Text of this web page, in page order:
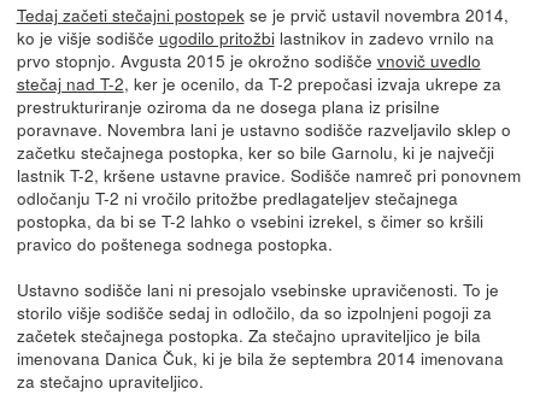
Tedaj začeti stečajni postopek se je prvič ustavil novembra 2014,
ko je višje sodišče ugodilo pritožbilastnikov in zadevo vrnilo na
prvo stopnjo. Avgusta 2015 je okrožno sodišče vnovič uvedlo
stečaj nad T-2, ker je ocenilo, da T-2 prepočasi izvaja ukrepe za
prestrukturiranje oziroma da ne dosega plana iz prisilne
poravnave. Novembra lani je ustavno sodišče razveljavilo sklep o
začetku stečajnega postopka, ker so bile Garnolu, ki je največji
lastnik T-2, kršene ustavne pravice. Sodišče namreč pri ponovnem
odločanju T-2 ni vročilo pritožbe predlagateljev stečajnega
postopka, da bi se T-2 lahko o vsebini izrekel, s čimer so kršili
pravico do poštenega sodnega postopka.
Ustavno sodišče lani ni presojalo vsebinske upravičenosti. To je
storilo višje sodišče sedaj in odločilo, da so izpolnjeni pogoji za
začetek stečajnega postopka. Za stečajno upraviteljico je bila
imenovana Danica Čuk, ki je bila že septembra 2014 imenovana
za stečajno upraviteljico.